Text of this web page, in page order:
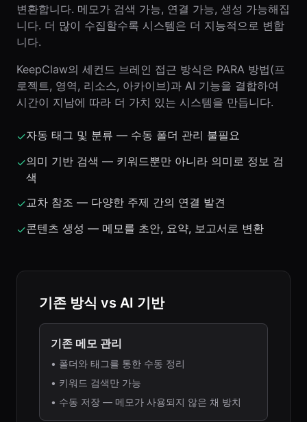
변환합니다. 메모가 검색 가능, 연결 가능, 생성 가능해집
니다. 더 많이 수집할수록 시스템은 더 지능적으로 변합
니다.
KeepClaw의 세컨드 브레인 접근 방식은 PARA 방법(프
로젝트, 영역, 리소스, 아카이브)과 AI 기능을 결합하여
시간이 지남에 따라 더 가치 있는 시스템을 만듭니다.
✓자동 태그 및 분류 — 수동 폴더 관리 불필요
✓의미 기반 검색 — 키워드뿐만 아니라 의미로 정보 검
색
✓교차 참조 — 다양한 주제 간의 연결 발견
✓콘텐츠 생성 — 메모를 초안, 요약, 보고서로 변환
기존 방식 vs AI 기반
기존 메모 관리
• 폴더와 태그를 통한 수동 정리
• 키워드 검색만 가능
• 수동 저장 — 메모가 사용되지 않은 채 방치